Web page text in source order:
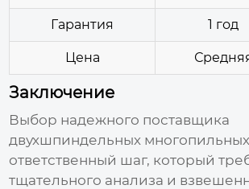
Гарантия 1 год
Цена
Заключение
Выбор надежного поставщика
двухшпиндельных
ответственный шаг, который
тщательного анализа и